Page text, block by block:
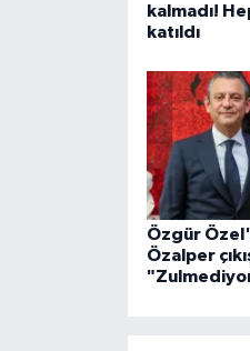
kalmadı!
katıldı
Özgür
Özalper